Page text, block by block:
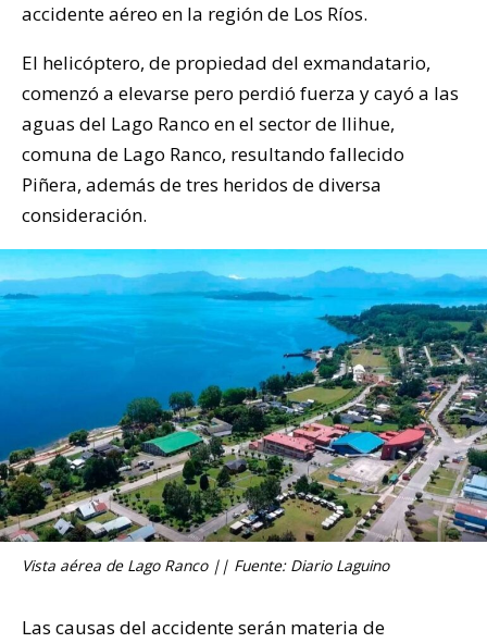
accidente aéreo en la región de Los Ríos.
El helicóptero, de propiedad del exmandatario,
comenzó a elevarse pero perdió fuerza y cayó a las
aguas del Lago Ranco en el sector de Ilihue,
comuna de Lago Ranco, resultando fallecido
Piñera, además de tres heridos de diversa
consideración.
Vista aérea de Lago Ranco || Fuente: Diario Laguino
Las causas del accidente serán materia de